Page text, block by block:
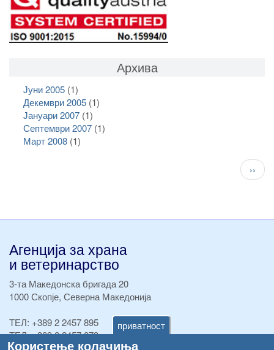
приватност
Користење колачиња
Архива
Јуни 2005(1)
Декември 2005(1)
Јануари 2007(1)
Септември 2007(1)
Март 2008(1)
››
Агенција за храна
и ветеринарство
3-та Македонска бригада 20
1000 Скопје, Северна Македонија
ТЕЛ: +389 2 2457 895
ТЕЛ:+389 2 2457 873